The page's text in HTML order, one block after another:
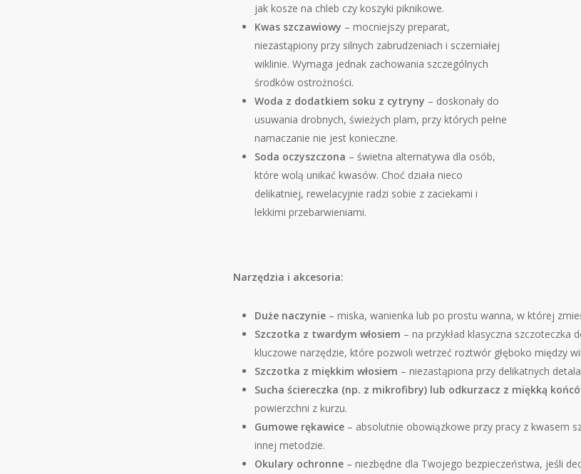
jak kosze na chleb czy koszyki piknikowe.
Kwas szczawiowy – mocniejszy preparat,
niezastąpiony przy silnych zabrudzeniach i sczerniałej
wiklinie. Wymaga jednak zachowania szczególnych
środków ostrożności.
Woda z dodatkiem soku z cytryny – doskonały do
usuwania drobnych, świeżych plam, przy których pełne
namaczanie nie jest konieczne.
Soda oczyszczona – świetna alternatywa dla osób,
które wolą unikać kwasów. Choć działa nieco
delikatniej, rewelacyjnie radzi sobie z zaciekami i
lekkimi przebarwieniami.
Narzędzia i akcesoria:
Duże naczynie – miska, wanienka lub po prostu wanna, w której
Szczotka z twardym włosiem – na przykład klasyczna szczoteczka
kluczowe narzędzie, które pozwoli wetrzeć roztwór głęboko między
Szczotka z miękkim włosiem – niezastąpiona przy delikatnych
Sucha ściereczka (np. z mikrofibry) lub odkurzacz z miękką
powierzchni z kurzu.
Gumowe rękawice – absolutnie obowiązkowe przy pracy z kwasem
innej metodzie.
Okulary ochronne – niezbędne dla Twojego bezpieczeństwa, jeśli